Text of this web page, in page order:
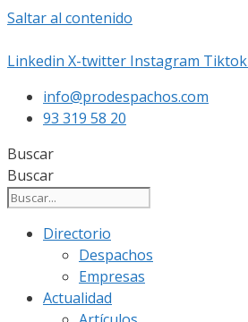
Saltar al contenido
Linkedin X-twitter Instagram Tiktok
info@prodespachos.com
93 319 58 20
Buscar
Buscar
Directorio
Despachos
Empresas
Actualidad